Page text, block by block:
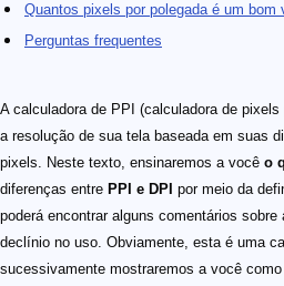
Quantos pixels por polegada é um bom
Perguntas frequentes
A calculadora de PPI (calculadora de
a resolução de sua tela baseada em suas
pixels. Neste texto, ensinaremos a você o
diferenças entre PPI e DPI por meio da
poderá encontrar alguns comentários sobre
declínio no uso. Obviamente, esta é uma
sucessivamente mostraremos a você